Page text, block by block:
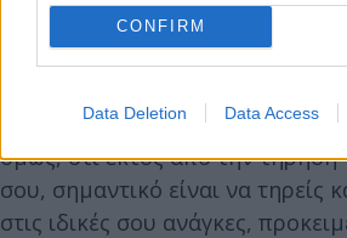
CONFIRM
Data Deletion Data Access
ότι έπρεπε να
καλή ημέρα για να συζητηθούν
ισορροπημένο πρόγραμμα
όμως, ότι εκτός από την
σου, σημαντικό είναι να τηρείς
στις ιδικές σου ανάγκες,